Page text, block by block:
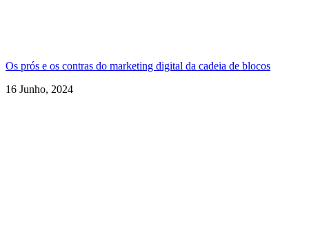
Os prós e os contras do marketing digital da cadeia de blocos
16 Junho, 2024